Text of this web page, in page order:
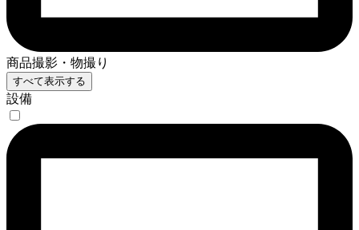
商品撮影・物撮り
すべて表示する
設備